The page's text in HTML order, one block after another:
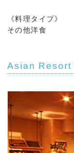
《料理タイプ》
その他洋食
Asian Resort